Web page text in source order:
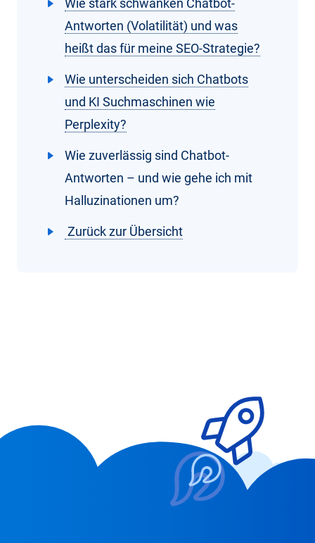
Wie stark schwanken Chatbot-
Antworten (Volatilität) und was
heißt das für meine SEO-Strategie?
Wie unterscheiden sich Chatbots
und KI Suchmaschinen wie
Perplexity?
Wie zuverlässig sind Chatbot-
Antworten – und wie gehe ich mit
Halluzinationen um?
Zurück zur Übersicht